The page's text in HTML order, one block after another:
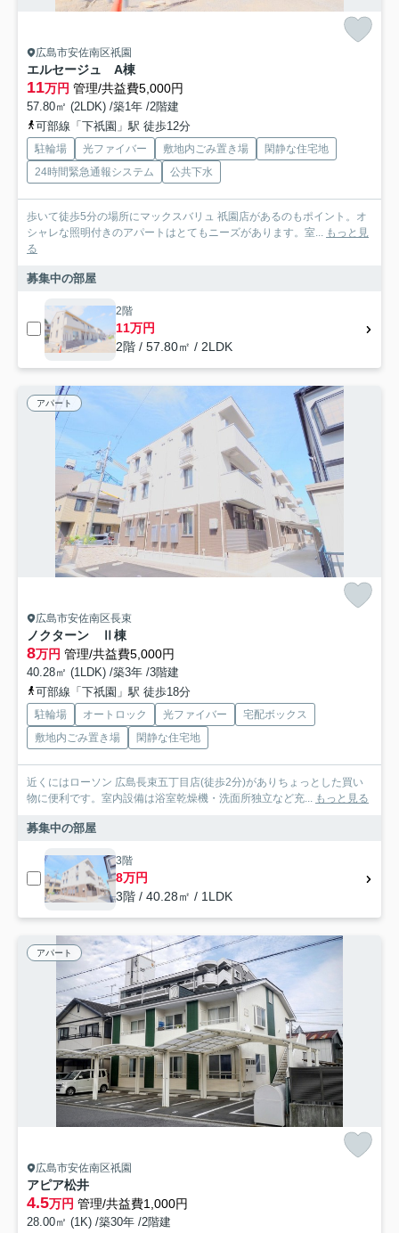
広島市安佐南区祇園
エルセージュ A棟
11万円 管理/共益費5,000円
57.80㎡ (2LDK) /築1年 /2階建
可部線「下祇園」駅 徒歩12分
駐輪場 光ファイバー 敷地内ごみ置き場
閑静な住宅地
24時間緊急通報システム
公共下水
歩いて徒歩5分の場所にマックスバリュ 祇園店があるのもポイント。オ
シャレな照明付きのアパートはとてもニーズがあります。室...
もっと見
る
募集中の部屋
2階
11万円
2階 / 57.80㎡ / 2LDK
アパート
広島市安佐南区長束
ノクターン Ⅱ棟
8万円 管理/共益費5,000円
40.28㎡ (1LDK) /築3年 /3階建
可部線「下祇園」駅 徒歩18分
駐輪場 オートロック 光ファイバー
宅配ボックス
敷地内ごみ置き場
閑静な住宅地
近くにはローソン 広島長束五丁目店(徒歩2分)がありちょっとした買い
物に便利です。室内設備は浴室乾燥機・洗面所独立など充...
もっと見る
募集中の部屋
3階
8万円
3階 / 40.28㎡ / 1LDK
アパート
広島市安佐南区祇園
アピア松井
4.5万円 管理/共益費1,000円
28.00㎡ (1K) /築30年 /2階建